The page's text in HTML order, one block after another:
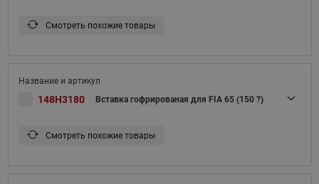
Смотреть похожие товары
148H3180 Вставка гофрированая для FIA 65 (150 ?)
Смотреть похожие товары